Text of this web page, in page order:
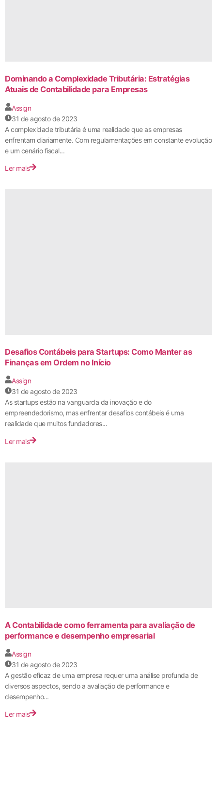
Dominando a Complexidade Tributária: Estratégias
Atuais de Contabilidade para Empresas
Assign
31 de agosto de 2023
A complexidade tributária é uma realidade que as empresas
enfrentam diariamente. Com regulamentações em constante evolução
e um cenário fiscal...
Ler mais
Desafios Contábeis para Startups: Como Manter as
Finanças em Ordem no Início
Assign
31 de agosto de 2023
As startups estão na vanguarda da inovação e do
empreendedorismo, mas enfrentar desafios contábeis é uma
realidade que muitos fundadores...
Ler mais
A Contabilidade como ferramenta para avaliação de
performance e desempenho empresarial
Assign
31 de agosto de 2023
A gestão eficaz de uma empresa requer uma análise profunda de
diversos aspectos, sendo a avaliação de performance e
desempenho...
Ler mais